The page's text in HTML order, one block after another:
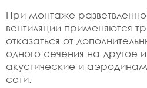
При монтаже
вентиляции применяются
отказаться от
одного сечения на другое
акустические и
сети.